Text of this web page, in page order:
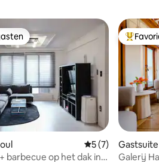
Gemiddelde
5 (7)
barbecue op het dak in
Galerij